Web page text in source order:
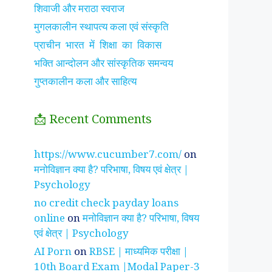
झाँसी की रानी के रहस्मयी
सुनीता विलियम्स ~
भारतीय मूल की अन्तरिक्ष
यात्री
शिवाजी और मराठा स्वराज
मुगलकालीन स्थापत्य कला एवं संस्कृति
प्राचीन भारत में शिक्षा का विकास
भक्ति आन्दोलन और सांस्कृतिक समन्वय
गुप्तकालीन कला और साहित्य
📩 Recent Comments
https://www.cucumber7.com/ on
मनोविज्ञान क्या है? परिभाषा, विषय एवं क्षेत्र |
Psychology
no credit check payday loans
online onमनोविज्ञान क्या है? परिभाषा, विषय
एवं क्षेत्र | Psychology
AI Porn onRBSE | माध्यमिक परीक्षा |
10th Board Exam |Modal Paper-3